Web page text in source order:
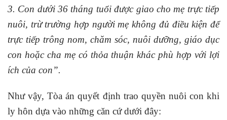
3. Con dưới 36 tháng tuổi được giao cho mẹ trực tiếp
nuôi, trừ trường hợp người mẹ không đủ điều kiện để
trực tiếp trông nom, chăm sóc, nuôi dưỡng, giáo dục
con hoặc cha mẹ có thỏa thuận khác phù hợp với lợi
ích của con”.
Như vậy, Tòa án quyết định trao quyền nuôi con khi
ly hôn dựa vào những căn cứ dưới đây: